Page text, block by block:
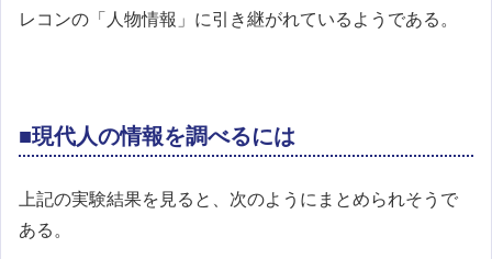
レコンの「人物情報」に引き継がれているようである。
■現代人の情報を調べるには
上記の実験結果を見ると、次のようにまとめられそうで
ある。